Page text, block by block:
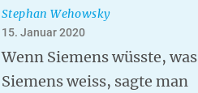
Stephan Wehowsky
15. Januar 2020
Wenn Siemens wüsste, was
Siemens weiss, sagte man